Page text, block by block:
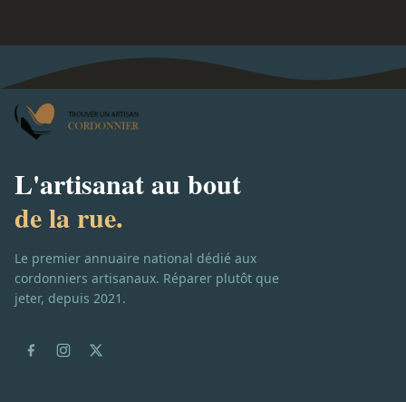
L'artisanat au bout
de la rue.
Le premier annuaire national dédié aux
cordonniers artisanaux. Réparer plutôt que
jeter, depuis 2021.